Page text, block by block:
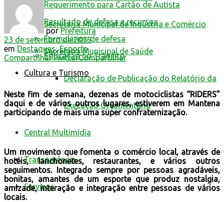
Requerimento para Cartão de Autista
Resultado de defesa e recursos
Formulários de defesa
Educação no Trânsito
Cultura e Turismo
Secretaria Municipal de Indústria e Comércio
Secretaria Municipal de Saúde
Declaração de Publicação do Relatório da
Execução Orçamentária
Central Multimídia
Transparência
Serviços
por Prefeitura
23 de setembro de 2019
em Destaques,Esporte
CompartilharTwittarCompartilhar
Neste fim de semana, dezenas de motociclistas “RIDERS”
daqui e de vários outros lugares, estiverem em Mantena
participando de mais uma super confraternização.
Um movimento que fomenta o comércio local, através de
hotéis, lanchonetes, restaurantes, e vários outros
seguimentos. Integrado sempre por pessoas agradáveis,
bonitas, amantes de um esporte que produz nostalgia,
amizade, interação e integração entre pessoas de vários
locais.